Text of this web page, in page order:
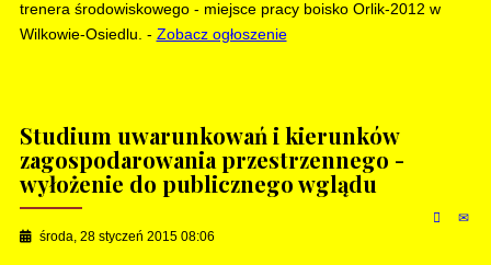
trenera środowiskowego - miejsce pracy boisko Orlik-2012 w
Wilkowie-Osiedlu. - Zobacz ogłoszenie
Studium uwarunkowań i kierunków
zagospodarowania przestrzennego -
wyłożenie do publicznego wglądu
środa, 28 styczeń 2015 08:06